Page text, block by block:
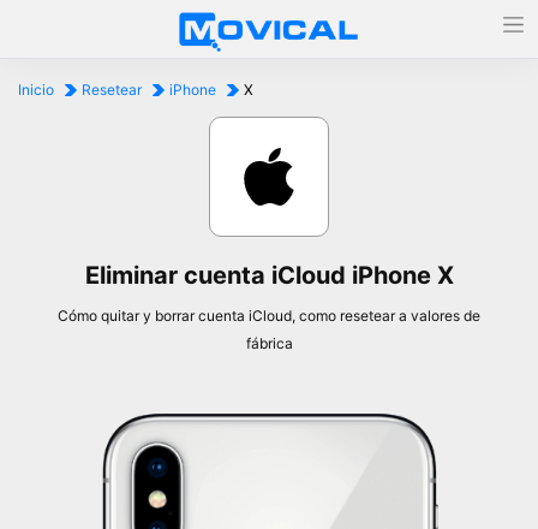
Inicio Resetear iPhone X
Eliminar cuenta iCloud iPhone X
Cómo quitar y borrar cuenta iCloud, como resetear a valores de
fábrica